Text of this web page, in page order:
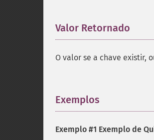
Valor Retornado
O valor se a chave existir,
Exemplos
Exemplo #1 Exemplo de